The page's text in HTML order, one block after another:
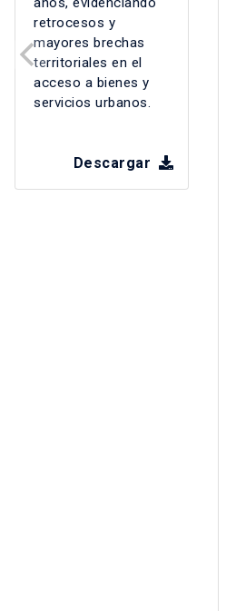
retrocesos y
mayores brechas
territoriales en el
acceso a bienes y
servicios urbanos.
Descargar